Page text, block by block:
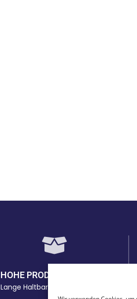
HOHE PRODUKTQUALITÄT
Lange Haltbarkeit bei den Prints